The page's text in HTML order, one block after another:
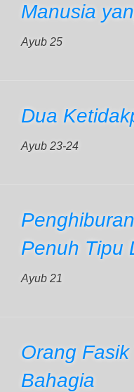
Manusia
Ayub 25
Dua
Ayub 23-24
Penuh Tipu
Ayub 21
Orang
Bahagia